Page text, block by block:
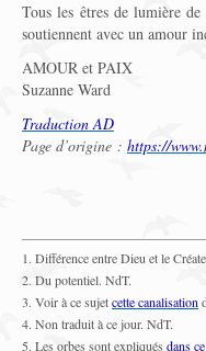
Tous les êtres de lumière
soutiennent avec un amour
AMOUR et PAIX
Suzanne Ward
Traduction AD
Page d’origine : https://
1. Différence entre Dieu et le
2. Du potentiel. NdT.
3. Voir à ce sujetcette canalisation
4. Non traduit à ce jour. NdT.
5. Les orbes sont expliqués dans